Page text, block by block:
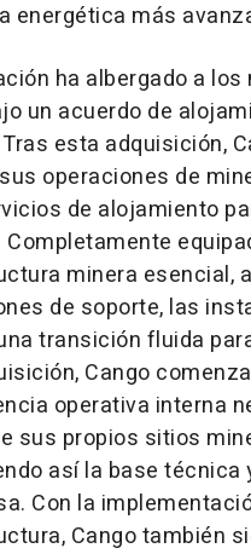
energética más
ha albergado a los
un acuerdo de
esta adquisición,
operaciones de
de alojamiento
Completamente
minera esencial,
de soporte, las
transición fluida
Cango
operativa interna
sus propios sitios
así la base técnica
Con la
Cango también